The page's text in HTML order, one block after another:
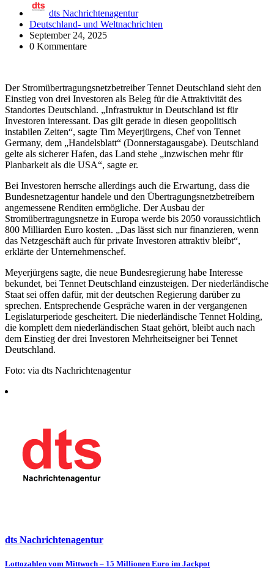
dts Nachrichtenagentur
Deutschland- und Weltnachrichten
September 24, 2025
0 Kommentare
Der Stromübertragungsnetzbetreiber Tennet Deutschland sieht den
Einstieg von drei Investoren als Beleg für die Attraktivität des
Standortes Deutschland. „Infrastruktur in Deutschland ist für
Investoren interessant. Das gilt gerade in diesen geopolitisch
instabilen Zeiten“, sagte Tim Meyerjürgens, Chef von Tennet
Germany, dem „Handelsblatt“ (Donnerstagausgabe). Deutschland
gelte als sicherer Hafen, das Land stehe „inzwischen mehr für
Planbarkeit als die USA“, sagte er.
Bei Investoren herrsche allerdings auch die Erwartung, dass die
Bundesnetzagentur handele und den Übertragungsnetzbetreibern
angemessene Renditen ermögliche. Der Ausbau der
Stromübertragungsnetze in Europa werde bis 2050 voraussichtlich
800 Milliarden Euro kosten. „Das lässt sich nur finanzieren, wenn
das Netzgeschäft auch für private Investoren attraktiv bleibt“,
erklärte der Unternehmenschef.
Meyerjürgens sagte, die neue Bundesregierung habe Interesse
bekundet, bei Tennet Deutschland einzusteigen. Der niederländische
Staat sei offen dafür, mit der deutschen Regierung darüber zu
sprechen. Entsprechende Gespräche waren in der vergangenen
Legislaturperiode gescheitert. Die niederländische Tennet Holding,
die komplett dem niederländischen Staat gehört, bleibt auch nach
dem Einstieg der drei Investoren Mehrheitseigner bei Tennet
Deutschland.
Foto: via dts Nachrichtenagentur
dts Nachrichtenagentur
Beitragsnavigation
Lottozahlen vom Mittwoch – 15 Millionen Euro im Jackpot